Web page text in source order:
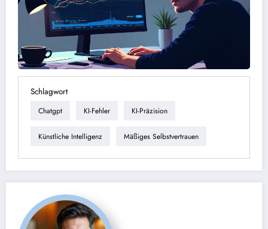
Schlagwort
Chatgpt KI-Fehler KI-Präzision
Künstliche Intelligenz Mäßiges Selbstvertrauen